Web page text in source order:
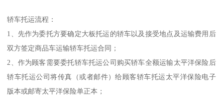
轿车托运流程：
1、先作为委托方要确定大板托运的轿车以及接受地点及运输费用后
双方签定商品车运输轿车托运合同；
2、作为顾客需要委托轿车托运公司购买轿车全额运输太平洋保险后
轿车托运公司将传真（或者邮件）给顾客轿车托运太平洋保险电子
版本或邮寄太平洋保险单正本；